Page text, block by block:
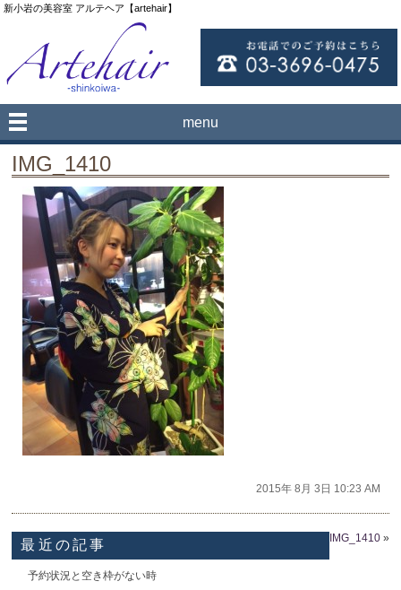
新小岩の美容室 アルテヘア【artehair】
menu
IMG_1410
2015年 8月 3日 10:23 AM
IMG_1410»
最近の記事
予約状況と空き枠がない時